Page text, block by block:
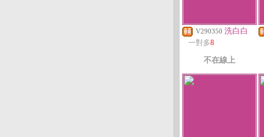
V290350 洗白白
一對多8
不在線上